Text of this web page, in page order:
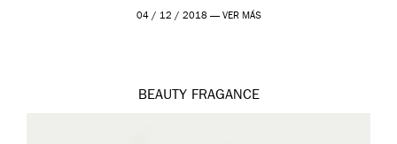
modernos. Estos días ha […]
04 / 12 / 2018 — VER MÁS
BEAUTY FRAGANCE